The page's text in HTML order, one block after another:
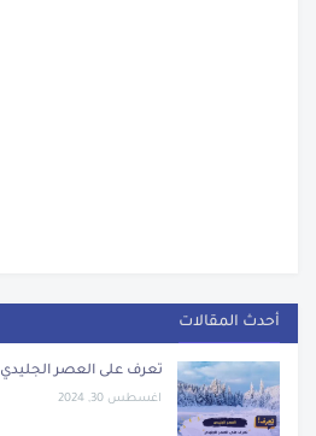
أحدث المقالات
تعرف على العصر الجليدي
اغسطس 30, 2024